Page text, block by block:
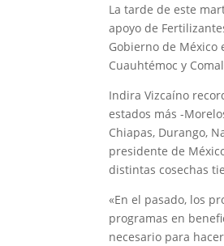
La tarde de este
apoyo de
Gobierno de México
Cuauhtémoc y
Indira Vizcaíno
estados más -
Chiapas, Durango,
presidente de
distintas cosechas
«En el pasado, los
programas en
necesario para